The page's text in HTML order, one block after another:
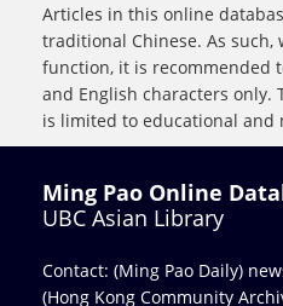
Articles in this online
traditional Chinese. As
function, it is recommended
and English characters only.
is limited to educational and
Ming Pao Online
UBC Asian Library
Contact: (Ming Pao Daily)
(Hong Kong Community